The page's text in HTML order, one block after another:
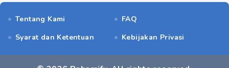
Tentang Kami
FAQ
Syarat dan Ketentuan
Kebijakan Privasi